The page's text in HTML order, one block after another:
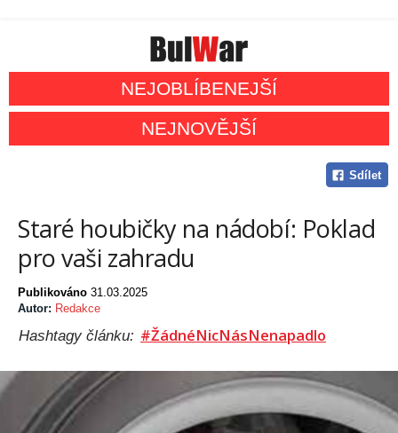
NEJOBLÍBENEJŠÍ
NEJNOVĚJŠÍ
Sdílet
Staré houbičky na nádobí: Poklad
pro vaši zahradu
Publikováno 31.03.2025
Autor: Redakce
Hashtagy článku: #ŽádnéNicNásNenapadlo